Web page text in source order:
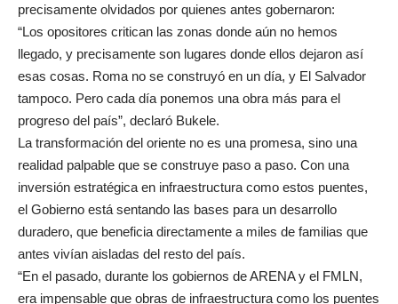
precisamente olvidados por quienes antes gobernaron:
“Los opositores critican las zonas donde aún no hemos
llegado, y precisamente son lugares donde ellos dejaron así
esas cosas. Roma no se construyó en un día, y El Salvador
tampoco. Pero cada día ponemos una obra más para el
progreso del país”, declaró Bukele.
La transformación del oriente no es una promesa, sino una
realidad palpable que se construye paso a paso. Con una
inversión estratégica en infraestructura como estos puentes,
el Gobierno está sentando las bases para un desarrollo
duradero, que beneficia directamente a miles de familias que
antes vivían aisladas del resto del país.
“En el pasado, durante los gobiernos de ARENA y el FMLN,
era impensable que obras de infraestructura como los puentes